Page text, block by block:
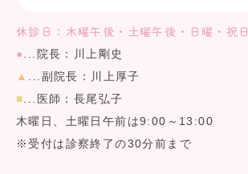
休診日：木曜午後・土曜午後・日曜・祝日
●
...院長：川上剛史
▲
...副院長：川上厚子
■ ...医師：長尾弘子
木曜日、土曜日午前は9:00～13:00
※受付は診察終了の30分前まで